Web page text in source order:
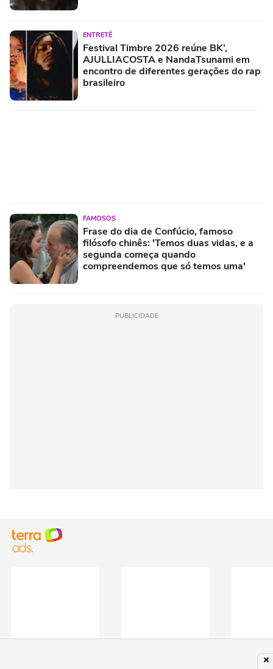
ENTRETÊ
Festival Timbre 2026 reúne BK’,
AJULLIACOSTA e NandaTsunami em
encontro de diferentes gerações do rap
brasileiro
FAMOSOS
Frase do dia de Confúcio, famoso
filósofo chinês: 'Temos duas vidas, e a
segunda começa quando
compreendemos que só temos uma'
PUBLICIDADE